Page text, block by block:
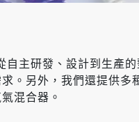
主研發、設計到生產
。另外，我們還提供多
混合器。